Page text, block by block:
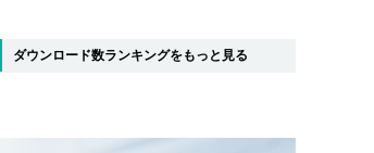
ダウンロード数ランキングをもっと見る